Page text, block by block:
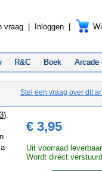
vraag Inloggen
R&C Boek Arcade
Stel een vraag over dit
).
€ 3,95
Uit voorraad
Wordt direct